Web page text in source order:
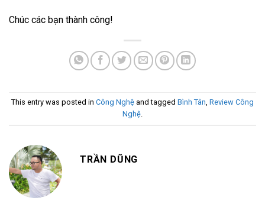
Chúc các bạn thành công!
This entry was posted in Công Nghệ and tagged Bình Tân, Review Công
Nghệ.
TRẦN DŨNG